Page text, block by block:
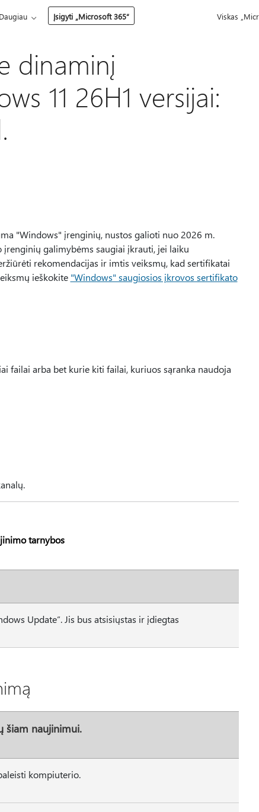
Daugiau Įsigyti „Microsoft 365“ Viskas
dinaminį
11 26H1 versijai:
"Windows" įrenginių, nustos galioti nuo 2026 m.
galimybėms saugiai įkrauti, jei laiku
rekomendacijas ir imtis veiksmų, kad sertifikatai
ieškokite "Windows" saugiosios įkrovos sertifikato
failai arba bet kurie kiti failai, kuriuos sąranka naudoja
tarnybos
Update“. Jis bus atsisiųstas ir įdiegtas
šiam naujinimui.
kompiuterio.